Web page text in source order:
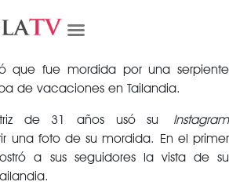
que fue mordida por una serpiente
de vacaciones en Tailandia.
de 31 años usó su Instagram
una foto de su mordida. En el primer
a sus seguidores la vista de su